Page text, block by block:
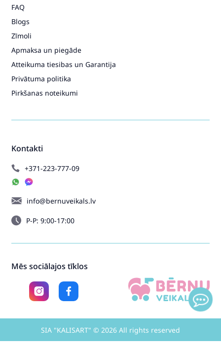
Kontakti
+371-223-777-09
info@bernuveikals.lv
P-P: 9:00-17:00
FAQ
Blogs
Zīmoli
Apmaksa un piegāde
Atteikuma tiesibas un Garantija
Privātuma politika
Pirkšanas noteikumi
Mēs sociālajos tīklos
SIA "KALISART" © 2026 All rights reserved